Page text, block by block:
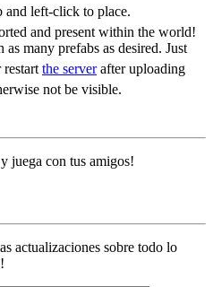
and left-click to place.
and present within the world!
as many prefabs as desired. Just
the serverafter uploading
not be visible.
juega con tus amigos!
actualizaciones sobre todo lo